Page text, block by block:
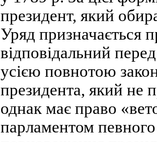
президент, який
Уряд призначається
відповідальний
усією повнотою
президента, який не
однак має право
парламентом